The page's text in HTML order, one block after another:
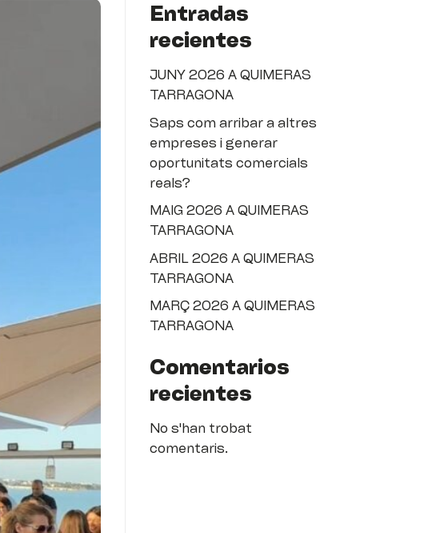
Entradas
recientes
JUNY 2026 A QUIMERAS
TARRAGONA
Saps com arribar a altres
empreses i generar
oportunitats comercials
reals?
MAIG 2026 A QUIMERAS
TARRAGONA
ABRIL 2026 A QUIMERAS
TARRAGONA
MARÇ 2026 A QUIMERAS
TARRAGONA
Comentarios
recientes
No s'han trobat
comentaris.